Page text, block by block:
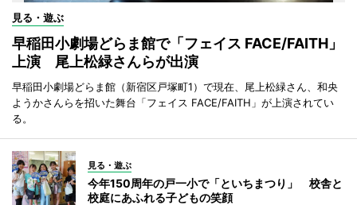
見る・遊ぶ
早稲田小劇場どらま館で「フェイス FACE/FAITH」
上演 尾上松緑さんらが出演
早稲田小劇場どらま館（新宿区戸塚町1）で現在、尾上松緑さん、和央
ようかさんらを招いた舞台「フェイス FACE/FAITH」が上演されてい
る。
見る・遊ぶ
今年150周年の戸一小で「といちまつり」 校舎と
校庭にあふれる子どもの笑顔